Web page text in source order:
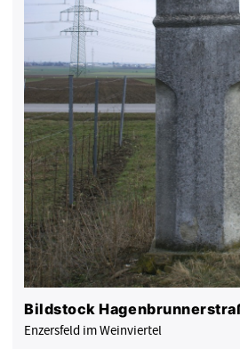
Bildstock
Enzersfeld im Weinviertel